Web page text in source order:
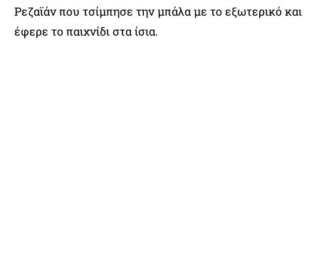
Ρεζαϊάν που τσίμπησε την μπάλα με το εξωτερικό και
έφερε το παιχνίδι στα ίσια.